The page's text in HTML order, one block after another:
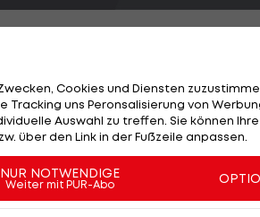
141. British Open wieder
ist entscheidend im Links-
Major-Sieg, dem vierte bei den
steckt, haben auch die in der
(NOR) und Lee Westwood
Cookies und Diensten
Tracking uns Peronsalisierung von
Auswahl zu treffen. Sie können
über den Link in der Fußzeile anpassen.
NUR NOTWENDIGE
Weiter mit PUR-Abo